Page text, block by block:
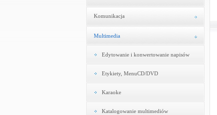
Komunikacja
Multimedia
Edytowanie i konwertowanie napisów
Etykiety, MenuCD/DVD
Karaoke
Katalogowanie multimediów